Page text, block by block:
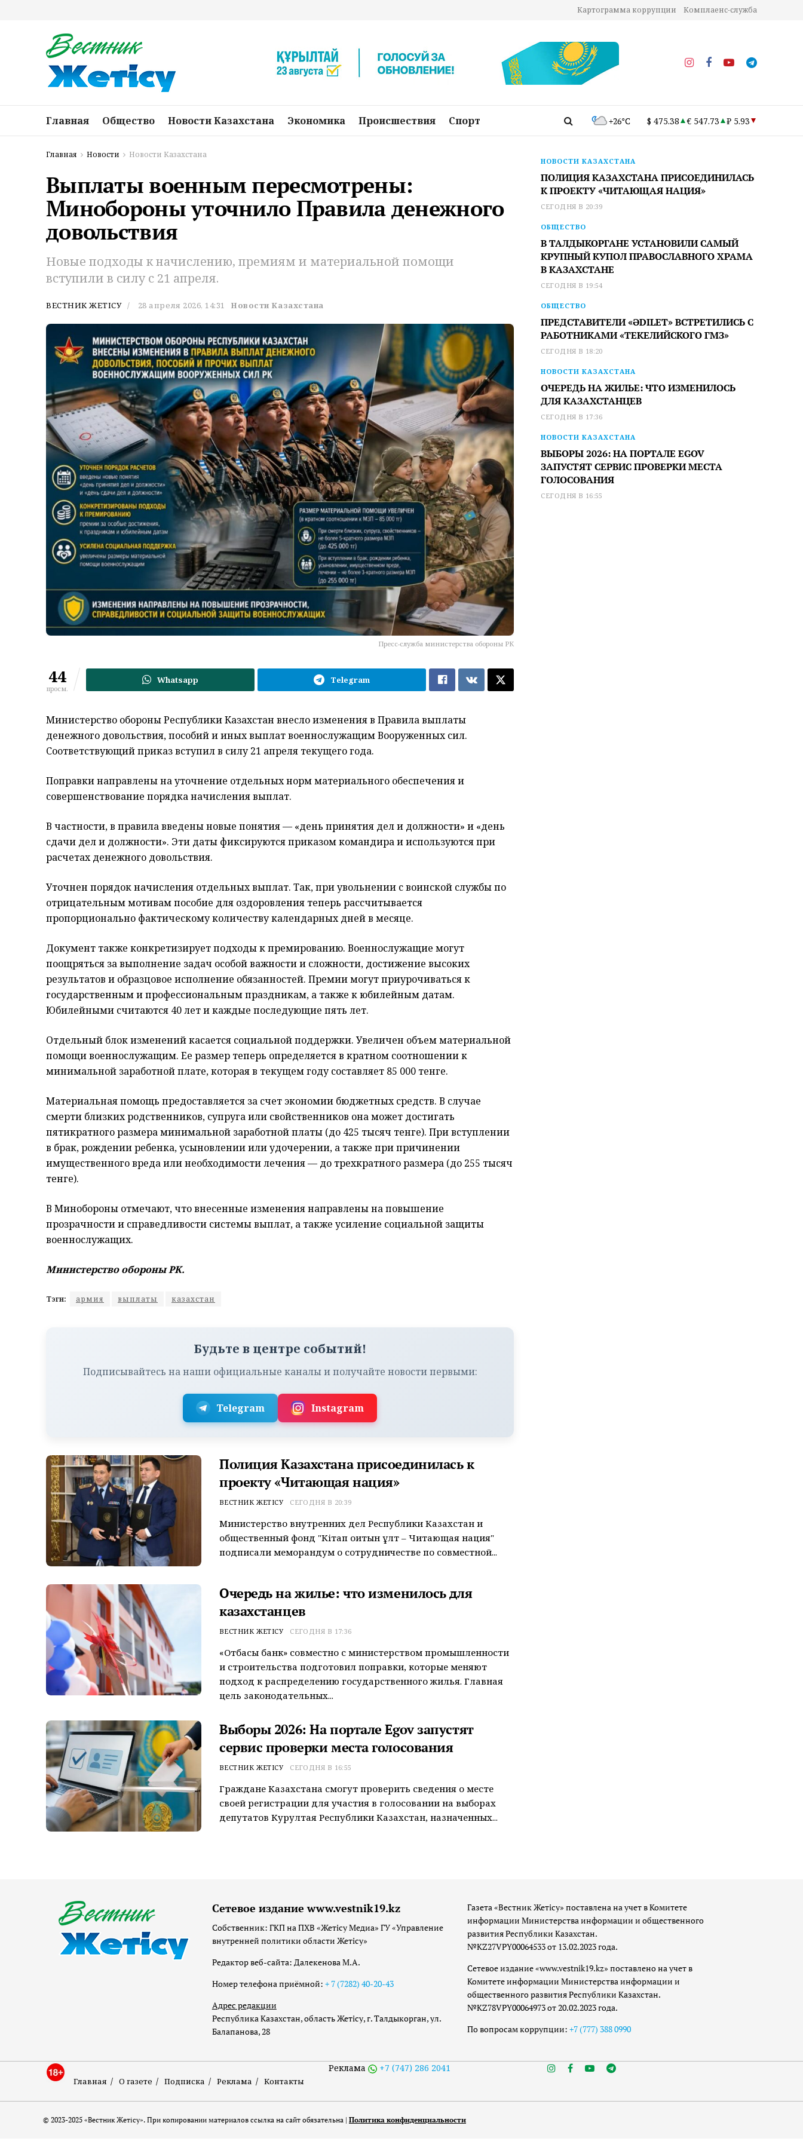
Картограмма коррупции Комплаенс-служба
Главная Общество Новости Казахстана Экономика Происшествия Спорт +26°C $ 475.38 € 547.73 ₽ 5.93
Главная Новости Новости Казахстана
Выплаты военным пересмотрены:
Минобороны уточнило Правила денежного
довольствия
Новые подходы к начислению, премиям и материальной помощи
вступили в силу с 21 апреля.
ВЕСТНИК ЖЕТІСУ 28 апреля 2026, 14:31 Новости Казахстана
Пресс-служба министерства обороны РК
44
просм.
Whatsapp Telegram
Министерство обороны Республики Казахстан внесло изменения в Правила выплаты
денежного довольствия, пособий и иных выплат военнослужащим Вооруженных сил.
Соответствующий приказ вступил в силу 21 апреля текущего года.
Поправки направлены на уточнение отдельных норм материального обеспечения и
совершенствование порядка начисления выплат.
В частности, в правила введены новые понятия — «день принятия дел и должности» и «день
сдачи дел и должности». Эти даты фиксируются приказом командира и используются при
расчетах денежного довольствия.
Уточнен порядок начисления отдельных выплат. Так, при увольнении с воинской службы по
отрицательным мотивам пособие для оздоровления теперь рассчитывается
пропорционально фактическому количеству календарных дней в месяце.
Документ также конкретизирует подходы к премированию. Военнослужащие могут
поощряться за выполнение задач особой важности и сложности, достижение высоких
результатов и образцовое исполнение обязанностей. Премии могут приурочиваться к
государственным и профессиональным праздникам, а также к юбилейным датам.
Юбилейными считаются 40 лет и каждые последующие пять лет.
Отдельный блок изменений касается социальной поддержки. Увеличен объем материальной
помощи военнослужащим. Ее размер теперь определяется в кратном соотношении к
минимальной заработной плате, которая в текущем году составляет 85 000 тенге.
Материальная помощь предоставляется за счет экономии бюджетных средств. В случае
смерти близких родственников, супруга или свойственников она может достигать
пятикратного размера минимальной заработной платы (до 425 тысяч тенге). При вступлении
в брак, рождении ребенка, усыновлении или удочерении, а также при причинении
имущественного вреда или необходимости лечения — до трехкратного размера (до 255 тысяч
тенге).
В Минобороны отмечают, что внесенные изменения направлены на повышение
прозрачности и справедливости системы выплат, а также усиление социальной защиты
военнослужащих.
Министерство обороны РК.
Тэги: армия выплаты казахстан
Будьте в центре событий!
Подписывайтесь на наши официальные каналы и получайте новости первыми:
Telegram Instagram
Полиция Казахстана присоединилась к
проекту «Читающая нация»
ВЕСТНИК ЖЕТІСУ СЕГОДНЯ В 20:39
Министерство внутренних дел Республики Казахстан и
общественный фонд "Кітап оқитын ұлт – Читающая нация"
подписали меморандум о сотрудничестве по совместной...
Очередь на жилье: что изменилось для
казахстанцев
ВЕСТНИК ЖЕТІСУ СЕГОДНЯ В 17:36
«Отбасы банк» совместно с министерством промышленности
и строительства подготовил поправки, которые меняют
подход к распределению государственного жилья. Главная
цель законодательных...
Выборы 2026: На портале Egov запустят
сервис проверки места голосования
ВЕСТНИК ЖЕТІСУ СЕГОДНЯ В 16:55
Граждане Казахстана смогут проверить сведения о месте
своей регистрации для участия в голосовании на выборах
депутатов Курултая Республики Казахстан, назначенных...
НОВОСТИ КАЗАХСТАНА
ПОЛИЦИЯ КАЗАХСТАНА ПРИСОЕДИНИЛАСЬ
К ПРОЕКТУ «ЧИТАЮЩАЯ НАЦИЯ»
СЕГОДНЯ В 20:39
ОБЩЕСТВО
В ТАЛДЫКОРГАНЕ УСТАНОВИЛИ САМЫЙ
КРУПНЫЙ КУПОЛ ПРАВОСЛАВНОГО ХРАМА
В КАЗАХСТАНЕ
СЕГОДНЯ В 19:54
ОБЩЕСТВО
ПРЕДСТАВИТЕЛИ «ӘDILET» ВСТРЕТИЛИСЬ С
РАБОТНИКАМИ «ТЕКЕЛИЙСКОГО ГМЗ»
СЕГОДНЯ В 18:20
НОВОСТИ КАЗАХСТАНА
ОЧЕРЕДЬ НА ЖИЛЬЕ: ЧТО ИЗМЕНИЛОСЬ
ДЛЯ КАЗАХСТАНЦЕВ
СЕГОДНЯ В 17:36
НОВОСТИ КАЗАХСТАНА
ВЫБОРЫ 2026: НА ПОРТАЛЕ EGOV
ЗАПУСТЯТ СЕРВИС ПРОВЕРКИ МЕСТА
ГОЛОСОВАНИЯ
СЕГОДНЯ В 16:55
Сетевое издание www.vestnik19.kz
Собственник: ГКП на ПХВ «Жетісу Медиа» ГУ «Управление
внутренней политики области Жетісу»
Редактор веб-сайта: Далекенова М.А.
Номер телефона приёмной: + 7 (7282) 40-20-43
Адрес редакции
Республика Казахстан, область Жетісу, г. Талдыкорган, ул.
Балапанова, 28
Газета «Вестник Жетісу» поставлена на учет в Комитете
информации Министерства информации и общественного
развития Республики Казахстан.
№KZ27VPY00064533 от 13.02.2023 года.
Сетевое издание «www.vestnik19.kz» поставлено на учет в
Комитете информации Министерства информации и
общественного развития Республики Казахстан.
№KZ78VPY00064973 от 20.02.2023 года.
По вопросам коррупции: +7 (777) 388 0990
Главная О газете Подписка Реклама Контакты
Реклама +7 (747) 286 2041
© 2023-2025 «Вестник Жетісу». При копировании материалов ссылка на сайт обязательна | Политика конфиденциальности